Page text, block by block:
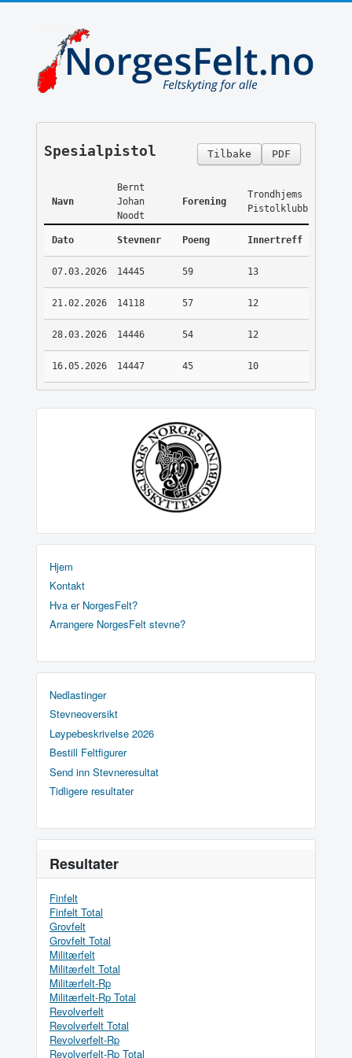
PDF
Tilbake
Spesialpistol
Navn
Bernt
Johan
Noodt
Forening
Trondhjems
Pistolklubb
Dato Stevnenr Poeng Innertreff
07.03.2026 14445 59 13
21.02.2026 14118 57 12
28.03.2026 14446 54 12
16.05.2026 14447 45 10
Hjem
Kontakt
Hva er NorgesFelt?
Arrangere NorgesFelt stevne?
Nedlastinger
Stevneoversikt
Løypebeskrivelse 2026
Bestill Feltfigurer
Send inn Stevneresultat
Tidligere resultater
Resultater
Finfelt
Finfelt Total
Grovfelt
Grovfelt Total
Militærfelt
Militærfelt Total
Militærfelt-Rp
Militærfelt-Rp Total
Revolverfelt
Revolverfelt Total
Revolverfelt-Rp
Revolverfelt-Rp Total